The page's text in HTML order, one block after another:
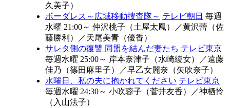
久美子）
ボーダレス～広域移動捜査隊～ テレビ朝日 毎週
水曜 21:00～ 仲沢桃子（土屋太鳳） ／黄沢蕾（佐
藤勝利）
／天尾美青（優香）
サレタ側の復讐 同盟を結んだ妻たち テレビ東京
毎週水曜 25:00～ 岸本奈津子（水崎綾女） ／遠藤
佳乃（篠田麻里子）
／早乙女麗奈（矢吹奈子）
水曜日、私の夫に抱かれてください テレビ東京
毎週水曜 24:30～ ⼩吹蓉⼦（菅井友香） ／神栖怜
（入山法子）